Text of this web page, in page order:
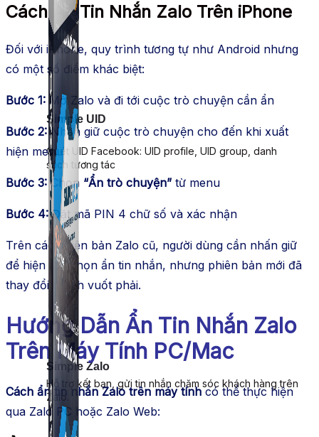
Simple Zalo
Hỗ trợ kết bạn, gửi tin nhắn chăm sóc khách hàng trên
Zalo.
Simple UID
Quét UID Facebook: UID profile, UID group, danh
sách tương tác
Cách Ẩn Tin Nhắn Zalo Trên iPhone
Đối với iPhone, quy trình tương tự như Android nhưng
có một số điểm khác biệt:
Bước 1: Mở Zalo và đi tới cuộc trò chuyện cần ẩn
Bước 2: Nhấn giữ cuộc trò chuyện cho đến khi xuất
hiện menu
Bước 3: Chọn “Ẩn trò chuyện” từ menu
Bước 4:Đặt mã PIN 4 chữ số và xác nhận
Trên các phiên bản Zalo cũ, người dùng cần nhấn giữ
để hiện tùy chọn ẩn tin nhắn, nhưng phiên bản mới đã
thay đổi thành vuốt phải.
Hướng Dẫn Ẩn Tin Nhắn Zalo
Trên Máy Tính PC/Mac
Cách ẩn tin nhắn Zalo trên máy tínhcó thể thực hiện
qua Zalo PC hoặc Zalo Web: